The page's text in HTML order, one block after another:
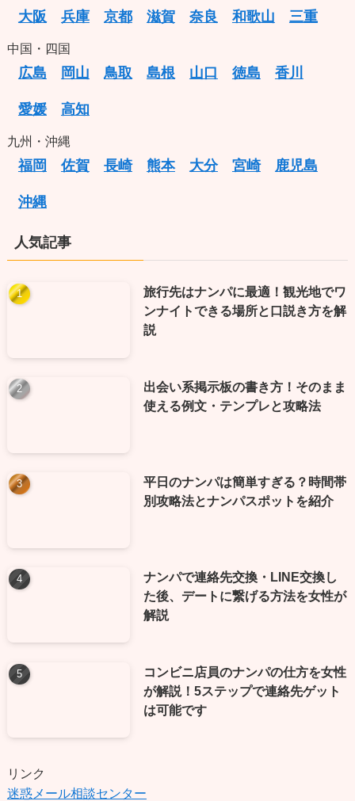
大阪 兵庫 京都 滋賀 奈良 和歌山 三重
中国・四国
広島 岡山 鳥取 島根 山口 徳島 香川
愛媛 高知
九州・沖縄
福岡 佐賀 長崎 熊本 大分 宮崎 鹿児島
沖縄
人気記事
旅行先はナンパに最適！観光地でワ
ンナイトできる場所と口説き方を解
説
出会い系掲示板の書き方！そのまま
使える例文・テンプレと攻略法
平日のナンパは簡単すぎる？時間帯
別攻略法とナンパスポットを紹介
ナンパで連絡先交換・LINE交換し
た後、デートに繋げる方法を女性が
解説
コンビニ店員のナンパの仕方を女性
が解説！5ステップで連絡先ゲット
は可能です
リンク
迷惑メール相談センター